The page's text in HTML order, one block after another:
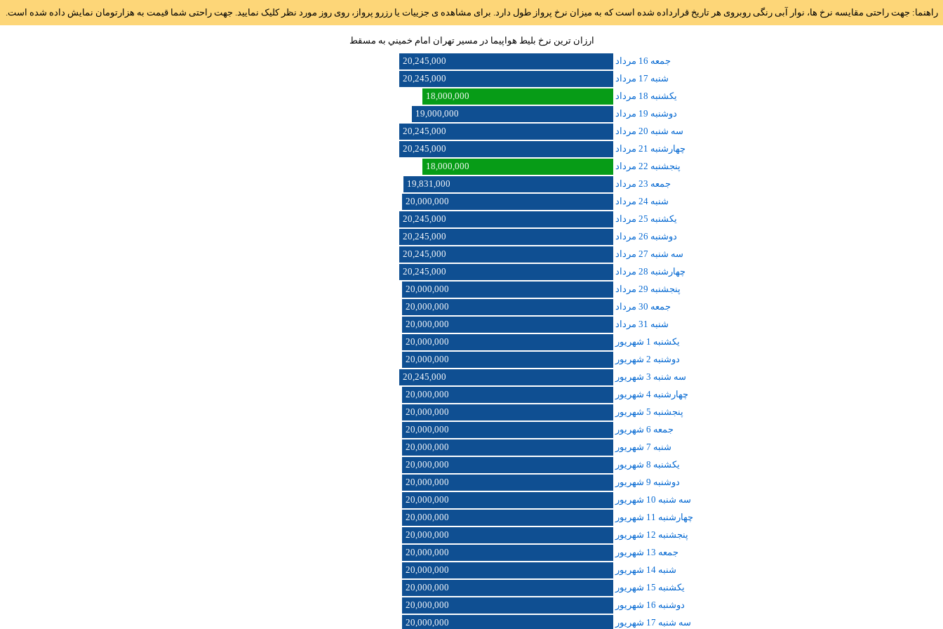
راهنما: جهت راحتی مقایسه نرخ ها، نوار آبی رنگی روبروی هر تاریخ قرارداده شده است که به میزان نرخ پرواز طول دارد. برای مشاهده ی جزییات یا رزرو پرواز، روی روز مورد نظر کلیک نمایید. جهت راحتی شما قیمت به هزارتومان نمایش داده شده است.
ارزان ترین نرخ بلیط هواپیما در مسیر تهران امام خميني به مسقط
جمعه 16 مرداد
20,245,000
شنبه 17 مرداد
20,245,000
يکشنبه 18 مرداد
18,000,000
دوشنبه 19 مرداد
19,000,000
سه شنبه 20 مرداد
20,245,000
چهارشنبه 21 مرداد
20,245,000
پنجشنبه 22 مرداد
18,000,000
جمعه 23 مرداد
19,831,000
شنبه 24 مرداد
20,000,000
يکشنبه 25 مرداد
20,245,000
دوشنبه 26 مرداد
20,245,000
سه شنبه 27 مرداد
20,245,000
چهارشنبه 28 مرداد
20,245,000
پنجشنبه 29 مرداد
20,000,000
جمعه 30 مرداد
20,000,000
شنبه 31 مرداد
20,000,000
يکشنبه 1 شهریور
20,000,000
دوشنبه 2 شهریور
20,000,000
سه شنبه 3 شهریور
20,245,000
چهارشنبه 4 شهریور
20,000,000
پنجشنبه 5 شهریور
20,000,000
جمعه 6 شهریور
20,000,000
شنبه 7 شهریور
20,000,000
يکشنبه 8 شهریور
20,000,000
دوشنبه 9 شهریور
20,000,000
سه شنبه 10 شهریور
20,000,000
چهارشنبه 11 شهریور
20,000,000
پنجشنبه 12 شهریور
20,000,000
جمعه 13 شهریور
20,000,000
شنبه 14 شهریور
20,000,000
يکشنبه 15 شهریور
20,000,000
دوشنبه 16 شهریور
20,000,000
سه شنبه 17 شهریور
20,000,000